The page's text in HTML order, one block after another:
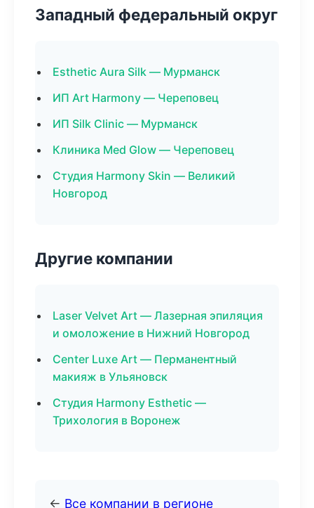
Западный федеральный округ
Esthetic Aura Silk — Мурманск
ИП Art Harmony — Череповец
ИП Silk Clinic — Мурманск
Клиника Med Glow — Череповец
Студия Harmony Skin — Великий
Новгород
Другие компании
Laser Velvet Art — Лазерная эпиляция
и омоложение в Нижний Новгород
Center Luxe Art — Перманентный
макияж в Ульяновск
Студия Harmony Esthetic —
Трихология в Воронеж
← Все компании в регионе